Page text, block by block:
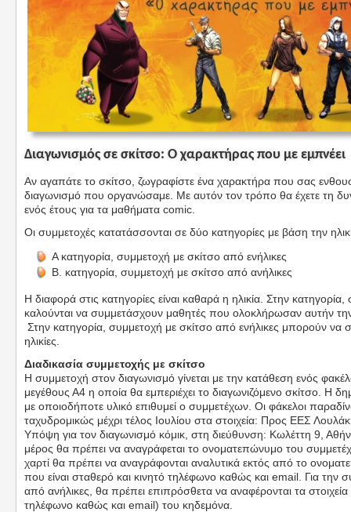
Διαγωνισμός σε σκίτσο: Ο χαρακτήρας που με εμπνέει
Αν αγαπάτε το σκίτσο, ζωγραφίστε ένα χαρακτήρα που σας
διαγωνισμό που οργανώσαμε. Με αυτόν τον τρόπο θα έχετε τη
ενός έτους για τα μαθήματα comic.
Οι συμμετοχές κατατάσσονται σε δύο κατηγορίες με βάση την
Α κατηγορία, συμμετοχή με σκίτσο από ενήλικες
Β. κατηγορία, συμμετοχή με σκίτσο από ανήλικες
Η διαφορά στις κατηγορίες είναι καθαρά η ηλικία. Στην
καλούνται να συμμετάσχουν μαθητές που ολοκλήρωσαν αυτήν
Στην κατηγορία, συμμετοχή με σκίτσο από ενήλικες μπορούν να
ηλικίες.
Διαδικασία συμμετοχής με σκίτσο
Η συμμετοχή στον διαγωνισμό γίνεται με την κατάθεση ενός
μεγέθους Α4 η οποία θα εμπεριέχει το διαγωνιζόμενο σκίτσο. Η
με οποιοδήποτε υλικό επιθυμεί ο συμμετέχων. Οι φάκελοι
ταχυδρομικώς μέχρι τέλος Ιουλίου στα στοιχεία: Προς ΕΕΣ
Υπόψη για τον διαγωνισμό κόμικ, στη διεύθυνση: Κωλέττη 9,
μέρος θα πρέπει να αναγράφεται το ονοματεπώνυμο του
χαρτί θα πρέπει να αναγράφονται αναλυτικά εκτός από το
που είναι σταθερό και κινητό τηλέφωνο καθώς και email. Για την
από ανήλικες, θα πρέπει επιπρόσθετα να αναφέρονται τα στοιχεία
τηλέφωνο καθώς και email) του κηδεμόνα.